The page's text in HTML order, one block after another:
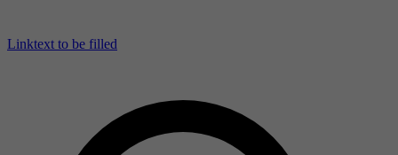
Linktext to be filled